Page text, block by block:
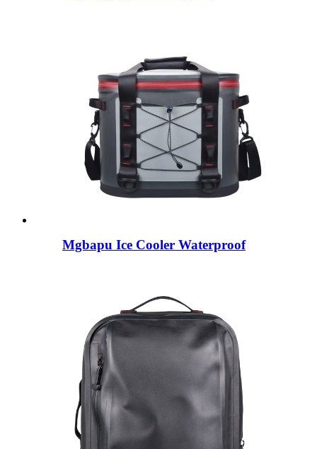
Mgbapu Ice Cooler Waterproof